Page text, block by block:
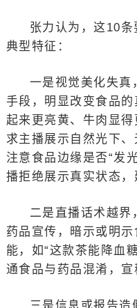
张力认为，这10
典型特征：
一是视觉美化失真
手段，明显改变食品
起来更亮黄、牛肉显
求主播展示自然光下
注意食品边缘是否“发
播拒绝展示真实状态，
二是直播话术越界
药品宣传，暗示或明
能，如“这款茶能降血
通食品与药品混淆，宣